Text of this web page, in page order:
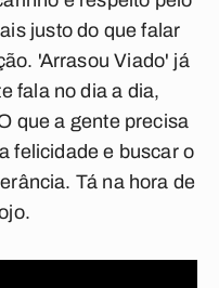
justo do que falar
'Arrasou Viado' já
fala no dia a dia,
que a gente precisa
felicidade e buscar o
Tá na hora de